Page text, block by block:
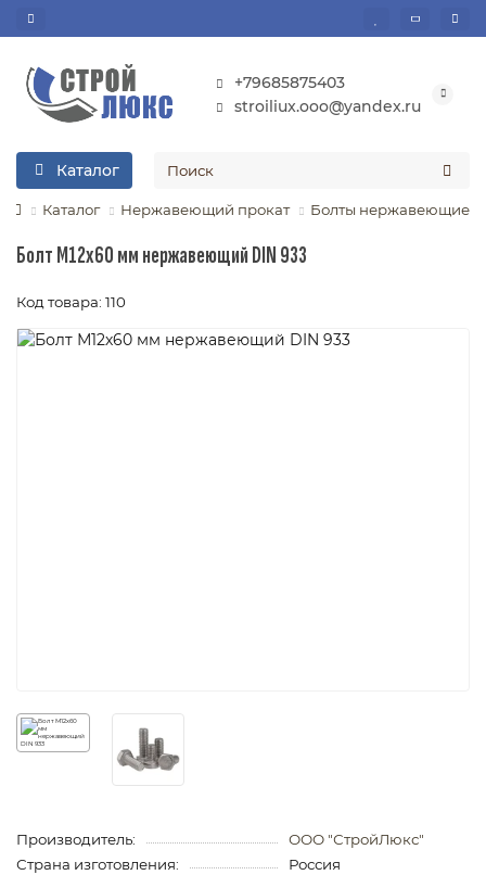
+79685875403
stroiliux.ooo@yandex.ru
Каталог
Каталог Нержавеющий прокат Болты нержавеющие
Болт М12х60 мм нержавеющий DIN 933
Код товара: 110
Производитель:
ООО "СтройЛюкс"
Страна изготовления:
Россия